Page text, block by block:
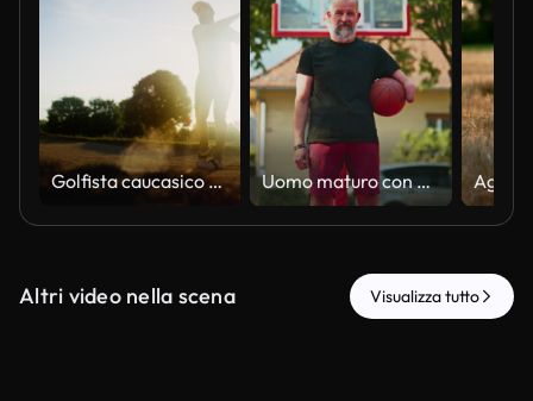
Golfista caucasico adulto medio che segue il colpo con la trappola di sabbia all'ora d'oro Uomo maturo con differenza di arti che tiene la palla da basket su un campo soleggiato
Altri video nella scena Visualizza tutto